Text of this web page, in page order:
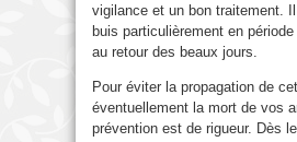
vigilance et un bon traitement. Il
buis particulièrement en
au retour des beaux jours.
Pour éviter la propagation de
éventuellement la mort de vos
prévention est de rigueur. Dès